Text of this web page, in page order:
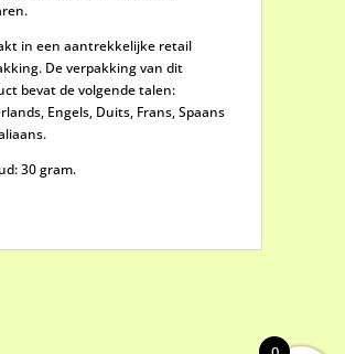
in een aantrekkelijke retail
De verpakking van dit
bevat de volgende talen:
Engels, Duits, Frans, Spaans
30 gram.